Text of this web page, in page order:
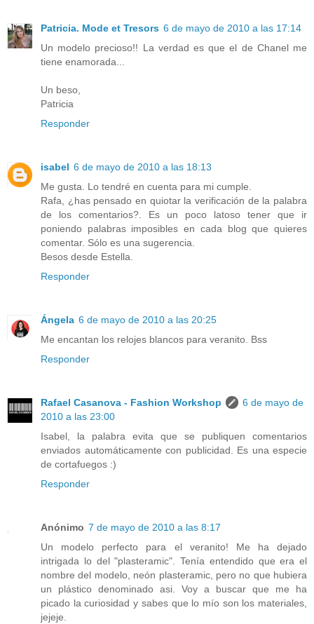
Patricia. Mode et Tresors 6 de mayo de 2010 a las 17:14
Un modelo precioso!! La verdad es que el de Chanel me
tiene enamorada...
Un beso,
Patricia
Responder
isabel 6 de mayo de 2010 a las 18:13
Me gusta. Lo tendré en cuenta para mi cumple.
Rafa, ¿has pensado en quiotar la verificación de la palabra
de los comentarios?. Es un poco latoso tener que ir
poniendo palabras imposibles en cada blog que quieres
comentar. Sólo es una sugerencia.
Besos desde Estella.
Responder
Ángela 6 de mayo de 2010 a las 20:25
Me encantan los relojes blancos para veranito. Bss
Responder
Rafael Casanova - Fashion Workshop
6 de mayo de
2010 a las 23:00
Isabel, la palabra evita que se publiquen comentarios
enviados automáticamente con publicidad. Es una especie
de cortafuegos :)
Responder
Anónimo 7 de mayo de 2010 a las 8:17
Un modelo perfecto para el veranito! Me ha dejado
intrigada lo del "plasteramic". Tenía entendido que era el
nombre del modelo, neón plasteramic, pero no que hubiera
un plástico denominado asi. Voy a buscar que me ha
picado la curiosidad y sabes que lo mío son los materiales,
jejeje.